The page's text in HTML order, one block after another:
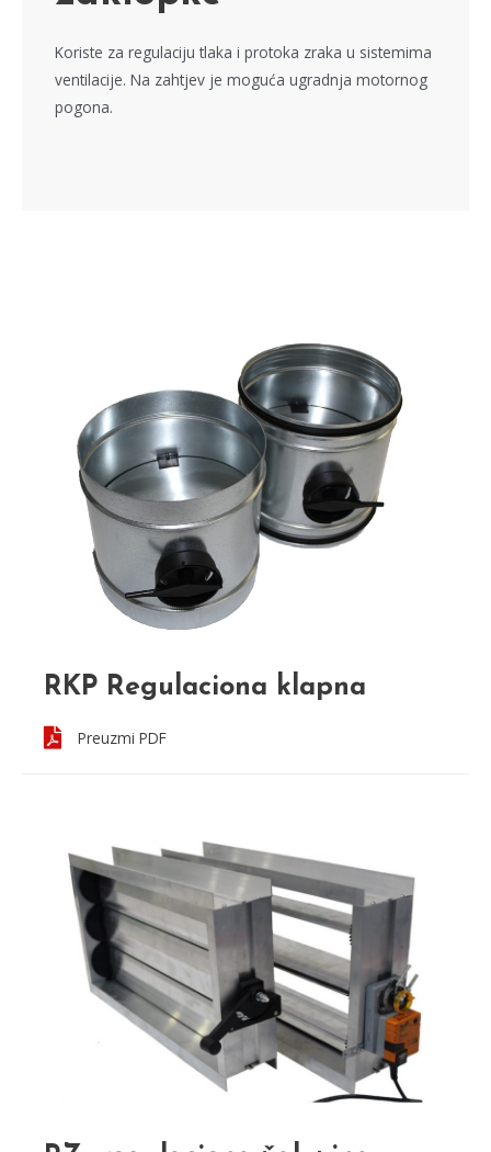
Koriste za regulaciju tlaka i protoka zraka u sistemima
ventilacije. Na zahtjev je moguća ugradnja motornog
pogona.
RKP Regulaciona klapna
Preuzmi PDF